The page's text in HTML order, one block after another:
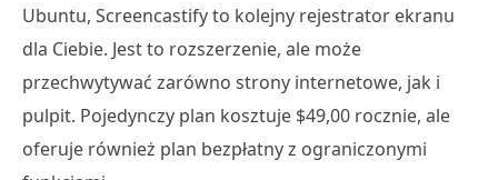
Ubuntu, Screencastify to kolejny rejestrator ekranu
dla Ciebie. Jest to rozszerzenie, ale może
przechwytywać zarówno strony internetowe, jak i
pulpit. Pojedynczy plan kosztuje $49,00 rocznie, ale
oferuje również plan bezpłatny z ograniczonymi